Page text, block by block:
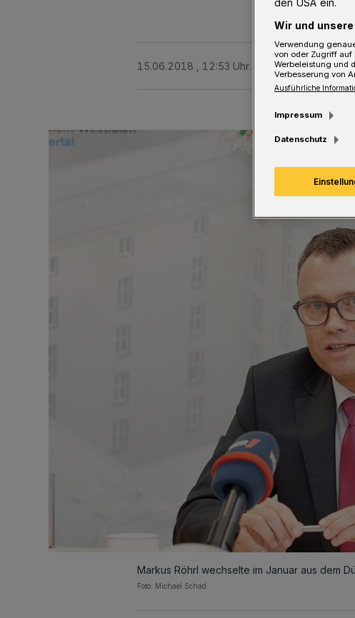
15.06.2018 , 12:53 Uhr 3 Minuten Lesezeit
Markus Röhrl wechselte im Januar aus dem
Foto: Michael Schad
den USA ein.
Wir und
Verwendung
von oder Zugriff auf
Werbeleistung und
Verbesserung von
Ausführliche
Impressum
Datenschutz